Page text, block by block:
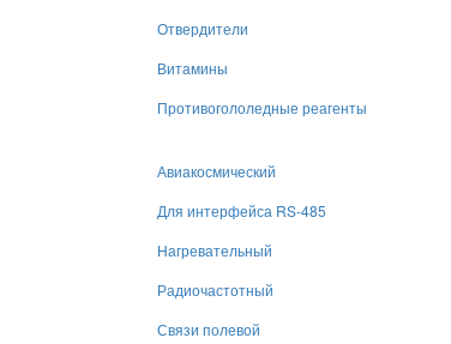
Отвердители
Витамины
Противогололедные реагенты
Авиакосмический
Для интерфейса RS-485
Нагревательный
Радиочастотный
Связи полевой